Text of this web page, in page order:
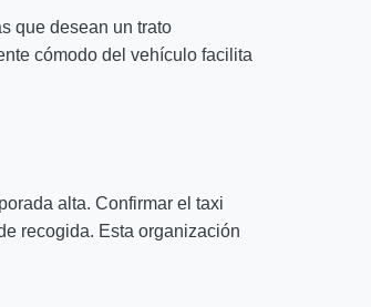
que desean un trato
cómodo del vehículo facilita
alta. Confirmar el taxi
recogida. Esta organización